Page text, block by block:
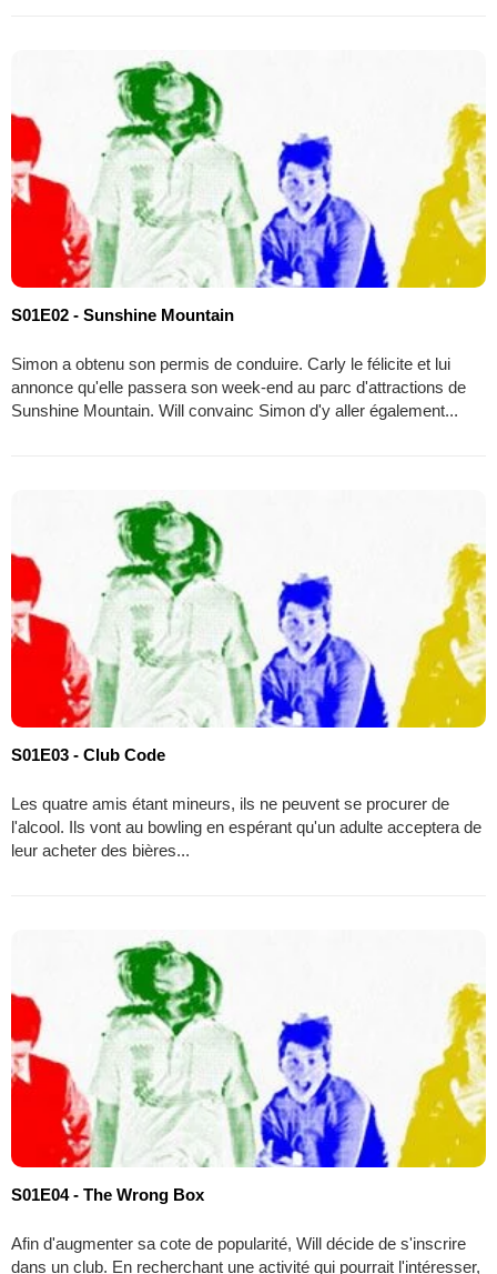
S01E02 - Sunshine Mountain
Simon a obtenu son permis de conduire. Carly le félicite et lui
annonce qu'elle passera son week-end au parc d'attractions de
Sunshine Mountain. Will convainc Simon d'y aller également...
S01E03 - Club Code
Les quatre amis étant mineurs, ils ne peuvent se procurer de
l'alcool. Ils vont au bowling en espérant qu'un adulte acceptera de
leur acheter des bières...
S01E04 - The Wrong Box
Afin d'augmenter sa cote de popularité, Will décide de s'inscrire
dans un club. En recherchant une activité qui pourrait l'intéresser,